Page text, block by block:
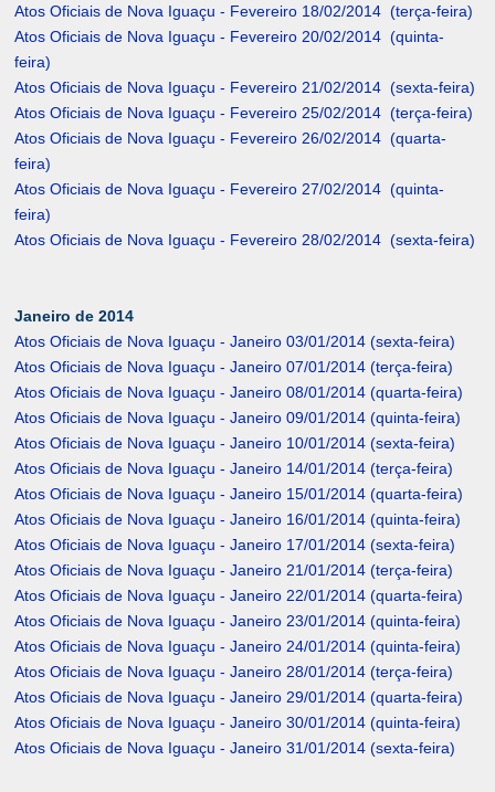
Atos Oficiais de Nova Iguaçu - Fevereiro 18/02/2014 (terça-feira)
Atos Oficiais de Nova Iguaçu - Fevereiro 20/02/2014 (quinta-
feira)
Atos Oficiais de Nova Iguaçu - Fevereiro 21/02/2014 (sexta-feira)
Atos Oficiais de Nova Iguaçu - Fevereiro 25/02/2014 (terça-feira)
Atos Oficiais de Nova Iguaçu - Fevereiro 26/02/2014 (quarta-
feira)
Atos Oficiais de Nova Iguaçu - Fevereiro 27/02/2014 (quinta-
feira)
Atos Oficiais de Nova Iguaçu - Fevereiro 28/02/2014 (sexta-feira)
Janeiro de 2014
Atos Oficiais de Nova Iguaçu - Janeiro 03/01/2014 (sexta-feira)
Atos Oficiais de Nova Iguaçu - Janeiro 07/01/2014 (terça-feira)
Atos Oficiais de Nova Iguaçu - Janeiro 08/01/2014 (quarta-feira)
Atos Oficiais de Nova Iguaçu - Janeiro 09/01/2014 (quinta-feira)
Atos Oficiais de Nova Iguaçu - Janeiro 10/01/2014 (sexta-feira)
Atos Oficiais de Nova Iguaçu - Janeiro 14/01/2014 (terça-feira)
Atos Oficiais de Nova Iguaçu - Janeiro 15/01/2014 (quarta-feira)
Atos Oficiais de Nova Iguaçu - Janeiro 16/01/2014 (quinta-feira)
Atos Oficiais de Nova Iguaçu - Janeiro 17/01/2014 (sexta-feira)
Atos Oficiais de Nova Iguaçu - Janeiro 21/01/2014 (terça-feira)
Atos Oficiais de Nova Iguaçu - Janeiro 22/01/2014 (quarta-feira)
Atos Oficiais de Nova Iguaçu - Janeiro 23/01/2014 (quinta-feira)
Atos Oficiais de Nova Iguaçu - Janeiro 24/01/2014 (quinta-feira)
Atos Oficiais de Nova Iguaçu - Janeiro 28/01/2014 (terça-feira)
Atos Oficiais de Nova Iguaçu - Janeiro 29/01/2014 (quarta-feira)
Atos Oficiais de Nova Iguaçu - Janeiro 30/01/2014 (quinta-feira)
Atos Oficiais de Nova Iguaçu - Janeiro 31/01/2014 (sexta-feira)